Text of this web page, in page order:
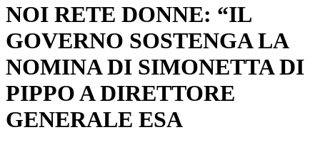
NOI RETE DONNE: “IL
GOVERNO SOSTENGA LA
NOMINA DI SIMONETTA DI
PIPPO A DIRETTORE
GENERALE ESA